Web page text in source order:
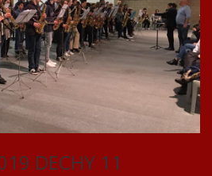
DECHY 11